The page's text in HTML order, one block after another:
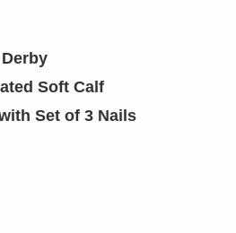
Soft Calf
Set of 3 Nails